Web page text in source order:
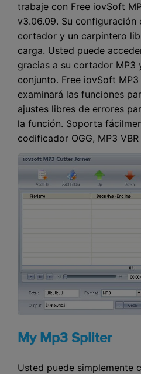
trabaje con Free iovSoft
v3.06.09. Su configuración
cortador y un carpintero
carga. Usted puede
gracias a su cortador MP3
conjunto. Free iovSoft
examinará las funciones
ajustes libres de errores
la función. Soporta
codificador OGG, MP3
My Mp3 Spliter
Usted puede simplemente